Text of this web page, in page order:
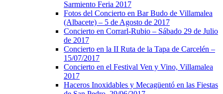
Sarmiento Feria 2017
Fotos del Concierto en Bar Budo de Villamalea
(Albacete) – 5 de Agosto de 2017
Concierto en Corrarl-Rubio – Sábado 29 de Julio
de 2017
Concierto en la II Ruta de la Tapa de Carcelén –
15/07/2017
Concierto en el Festival Ven y Vino, Villamalea
2017
Haceros Inoxidables y Mecagüentó en las Fiestas